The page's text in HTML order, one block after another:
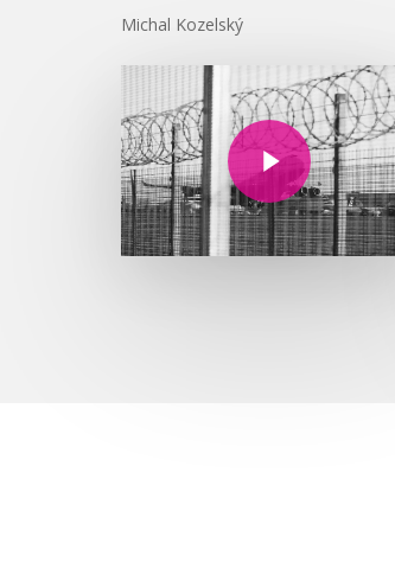
Michal Kozelský
Play Video
Play Video